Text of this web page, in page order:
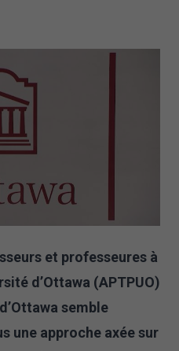
et professeures à
d’Ottawa (APTPUO)
semble
une approche axée sur